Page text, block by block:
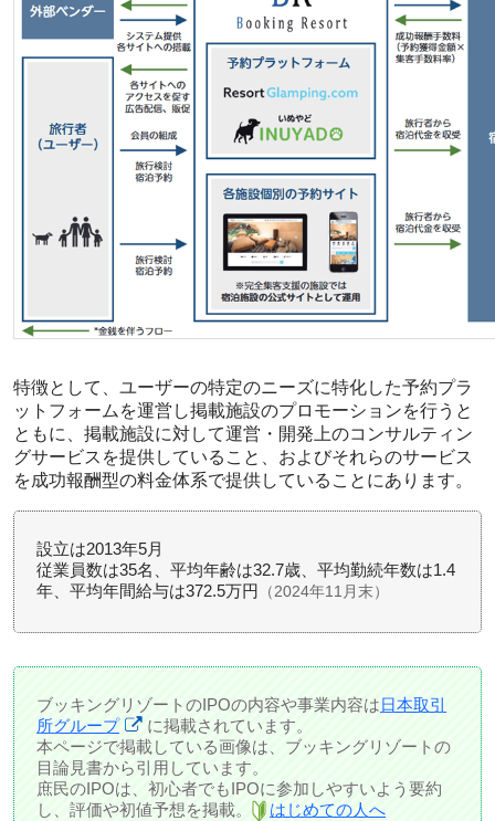
特徴として、ユーザーの特定のニーズに特化した予約プラ
ットフォームを運営し掲載施設のプロモーションを行うと
ともに、掲載施設に対して運営・開発上のコンサルティン
グサービスを提供していること、およびそれらのサービス
を成功報酬型の料金体系で提供していることにあります。
設立は2013年5月
従業員数は35名、平均年齢は32.7歳、平均勤続年数は1.4
年、平均年間給与は372.5万円
（2024年11月末）
ブッキングリゾートのIPOの内容や事業内容は日本取引
所グループ
に掲載されています。
本ページで掲載している画像は、ブッキングリゾートの
目論見書から引用しています。
庶民のIPOは、初心者でもIPOに参加しやすいよう要約
し、評価や初値予想を掲載。
はじめての人へ